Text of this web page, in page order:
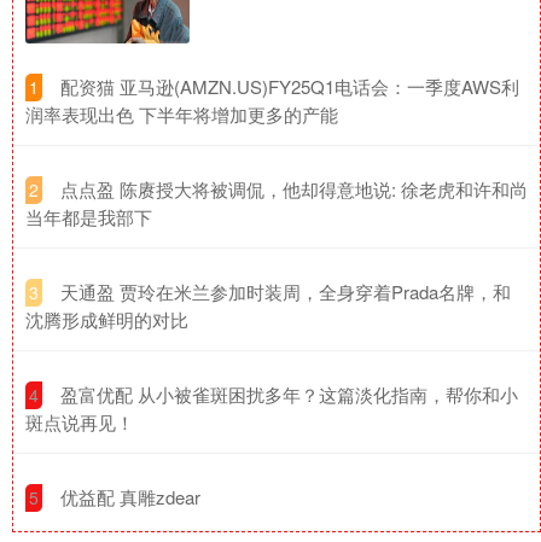
1
​配资猫 亚马逊(AMZN.US)FY25Q1电话会：一季度AWS利
润率表现出色 下半年将增加更多的产能
2
​点点盈 陈赓授大将被调侃，他却得意地说: 徐老虎和许和尚
当年都是我部下
3
​天通盈 贾玲在米兰参加时装周，全身穿着Prada名牌，和
沈腾形成鲜明的对比
4
​盈富优配 从小被雀斑困扰多年？这篇淡化指南，帮你和小
斑点说再见！
5 ​优益配 真雕zdear